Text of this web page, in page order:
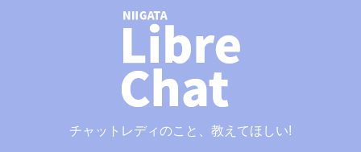
チャットレディのこと、教えてほしい!